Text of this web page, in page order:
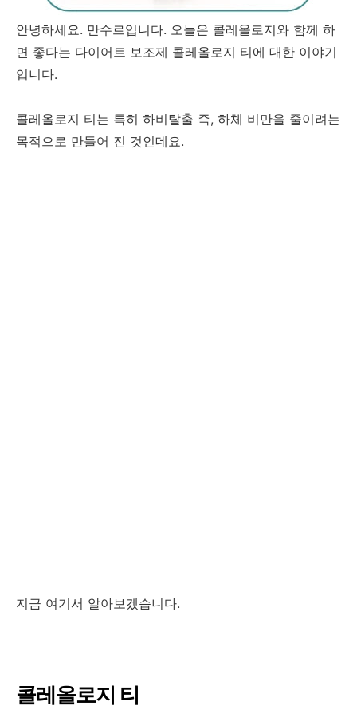
안녕하세요. 만수르입니다. 오늘은 콜레올로지와 함께 하
면 좋다는 다이어트 보조제 콜레올로지 티에 대한 이야기
입니다.
콜레올로지 티는 특히 하비탈출 즉, 하체 비만을 줄이려는
목적으로 만들어 진 것인데요.
지금 여기서 알아보겠습니다.
콜레올로지 티